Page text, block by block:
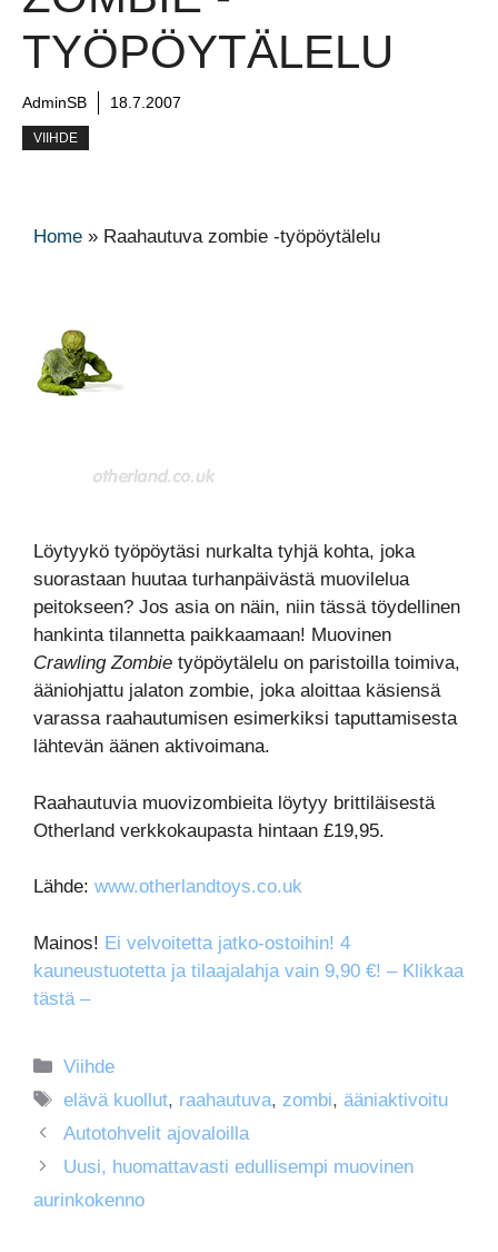
TYÖPÖYTÄLELU
AdminSB 18.7.2007
VIIHDE
Home » Raahautuva zombie -työpöytälelu
Löytyykö työpöytäsi nurkalta tyhjä kohta, joka
suorastaan huutaa turhanpäivästä muovilelua
peitokseen? Jos asia on näin, niin tässä töydellinen
hankinta tilannetta paikkaamaan! Muovinen
Crawling Zombie työpöytälelu on paristoilla toimiva,
ääniohjattu jalaton zombie, joka aloittaa käsiensä
varassa raahautumisen esimerkiksi taputtamisesta
lähtevän äänen aktivoimana.
Raahautuvia muovizombieita löytyy brittiläisestä
Otherland verkkokaupasta hintaan £19,95.
Lähde: www.otherlandtoys.co.uk
Mainos! Ei velvoitetta jatko-ostoihin! 4
kauneustuotetta ja tilaajalahja vain 9,90 €! – Klikkaa
tästä –
Kategoriat
Viihde
Avainsanat
elävä kuollut, raahautuva, zombi,ääniaktivoitu
Autotohvelit ajovaloilla
Uusi, huomattavasti edullisempi muovinen
aurinkokenno